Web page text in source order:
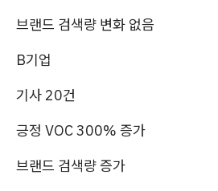
브랜드 검색량 변화 없음
B기업
기사 20건
긍정 VOC 300% 증가
브랜드 검색량 증가